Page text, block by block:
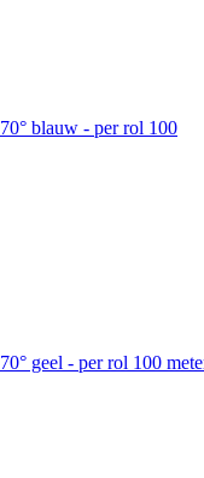
blauw - per rol 100
geel - per rol 100